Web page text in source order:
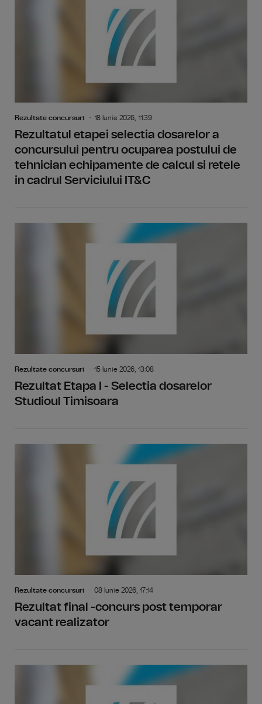
Rezultate concursuri 18 Iunie 2026, 11:39
Rezultatul etapei selectia dosarelor a
concursului pentru ocuparea postului de
tehnician echipamente de calcul si retele
in cadrul Serviciului IT&C
Rezultate concursuri 15 Iunie 2026, 13:08
Rezultat Etapa I - Selectia dosarelor
Studioul Timisoara
Rezultate concursuri 08 Iunie 2026, 17:14
Rezultat final -concurs post temporar
vacant realizator